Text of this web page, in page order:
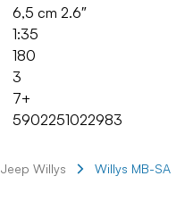
6,5 cm 2.6″
1:35
180
3
7+
5902251022983
Jeep Willys Willys MB-SAS